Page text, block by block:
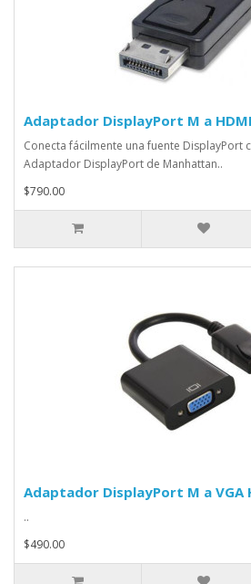
Adaptador DisplayPort M a
Conecta fácilmente una fuente DisplayPort
Adaptador DisplayPort de Manhattan..
$790.00
Adaptador DisplayPort M a VGA
..
$490.00